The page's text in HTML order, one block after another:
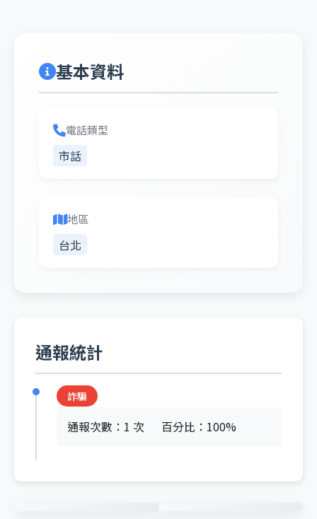
基本資料
電話類型
市話
地區
台北
通報統計
詐騙
通報次數：1 次 百分比：100%